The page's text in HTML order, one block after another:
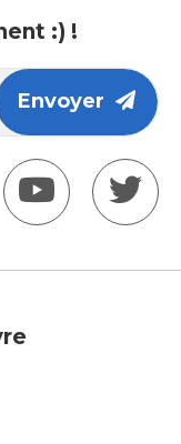
:) !
Envoyer